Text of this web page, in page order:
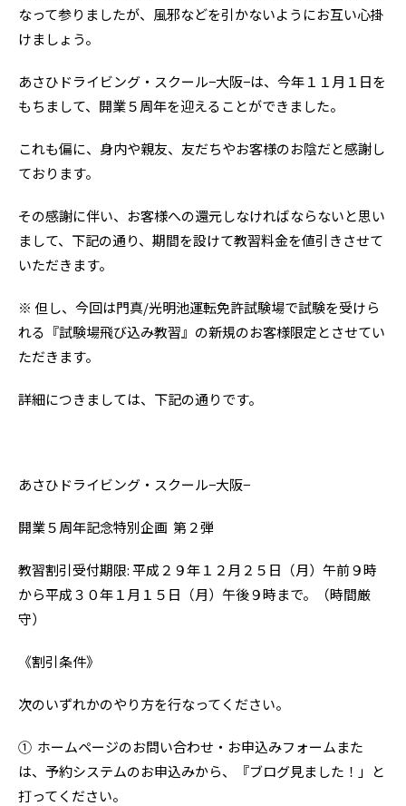
なって参りましたが、風邪などを引かないようにお互い心掛
けましょう。
あさひドライビング・スクール−大阪−は、今年１１月１日を
もちまして、開業５周年を迎えることができました。
これも偏に、身内や親友、友だちやお客様のお陰だと感謝し
ております。
その感謝に伴い、お客様への還元しなければならないと思い
まして、下記の通り、期間を設けて教習料金を値引きさせて
いただきます。
※ 但し、今回は門真/光明池運転免許試験場で試験を受けら
れる『試験場飛び込み教習』の新規のお客様限定とさせてい
ただきます。
詳細につきましては、下記の通りです。
あさひドライビング・スクール−大阪−
開業５周年記念特別企画 第２弾
教習割引受付期限: 平成２９年１２月２５日（月）午前９時
から平成３０年１月１５日（月）午後９時まで。（時間厳
守）
《割引条件》
次のいずれかのやり方を行なってください。
① ホームページのお問い合わせ・お申込みフォームまた
は、予約システムのお申込みから、『ブログ見ました！」と
打ってください。